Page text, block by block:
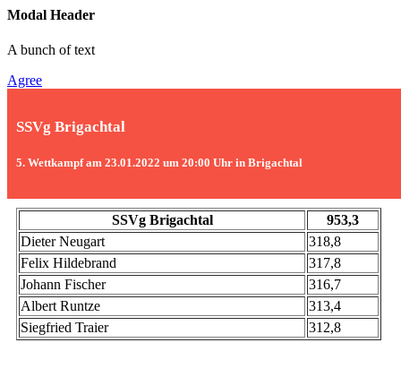
Modal Header
A bunch of text
Agree
SSVg Brigachtal
5. Wettkampf am 23.01.2022 um 20:00 Uhr in Brigachtal
SSVg Brigachtal
953,3
Dieter Neugart
318,8
Felix Hildebrand
317,8
Johann Fischer
316,7
Albert Runtze
313,4
Siegfried Traier
312,8